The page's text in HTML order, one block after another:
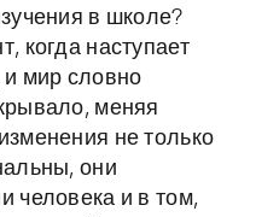
в школе?
когда наступает
мир словно
меняя
не только
они
человека и в том,